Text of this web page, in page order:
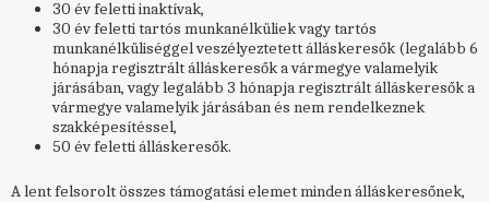
30 év feletti inaktívak,
30 év feletti tartós munkanélküliek vagy tartós
munkanélküliséggel veszélyeztetett álláskeresők (legalább 6
hónapja regisztrált álláskeresők a vármegye valamelyik
járásában, vagy legalább 3 hónapja regisztrált álláskeresők a
vármegye valamelyik járásában és nem rendelkeznek
szakképesítéssel,
50 év feletti álláskeresők.
A lent felsorolt összes támogatási elemet minden álláskeresőnek,